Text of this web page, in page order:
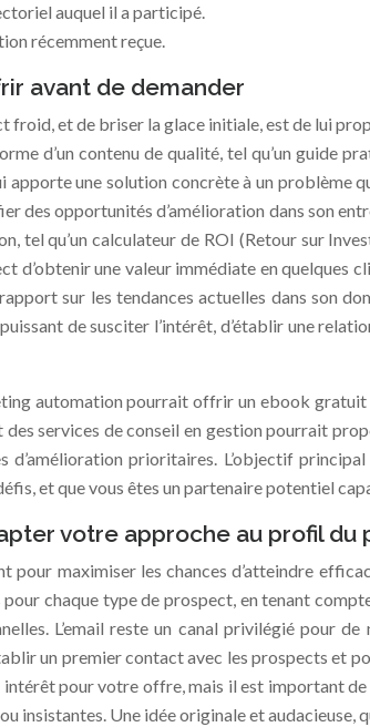
auquel il a participé.
récemment reçue.
avant de demander
froid, et de briser la glace initiale, est de lui
d’un contenu de qualité, tel qu’un guide
une solution concrète à un problème
opportunités d’amélioration dans son
tel qu’un calculateur de ROI (Retour sur
d’obtenir une valeur immédiate en
sur les tendances actuelles dans son
de susciter l’intérêt, d’établir une
automation pourrait offrir un ebook
services de conseil en gestion pourrait
prioritaires. L’objectif
et que vous êtes un partenaire potentiel
votre approche au profil du
pour maximiser les chances d’atteindre
chaque type de prospect, en tenant
L’email reste un canal privilégié pour
un premier contact avec les prospects et
pour votre offre, mais il est important
insistantes. Une idée originale et